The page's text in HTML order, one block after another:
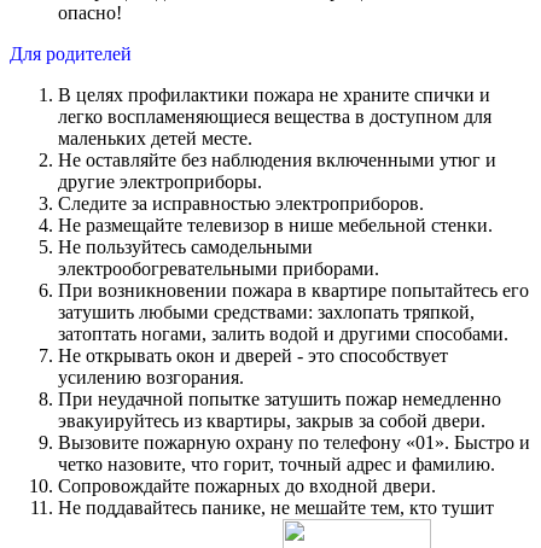
опасно!
Для родителей
В целях профилактики пожара не храните спички и
легко воспламеняющиеся вещества в доступном для
маленьких детей месте.
Не оставляйте без наблюдения включенными утюг и
другие электроприборы.
Следите за исправностью электроприборов.
Не размещайте телевизор в нише мебельной стенки.
Не пользуйтесь самодельными
электрообогревательными приборами.
При возникновении пожара в квартире попытайтесь его
затушить любыми средствами: захлопать тряпкой,
затоптать ногами, залить водой и другими способами.
Не открывать окон и дверей - это способствует
усилению возгорания.
При неудачной попытке затушить пожар немедленно
эвакуируйтесь из квартиры, закрыв за собой двери.
Вызовите пожарную охрану по телефону «01». Быстро и
четко назовите, что горит, точный адрес и фамилию.
Сопровождайте пожарных до входной двери.
Не поддавайтесь панике, не мешайте тем, кто тушит